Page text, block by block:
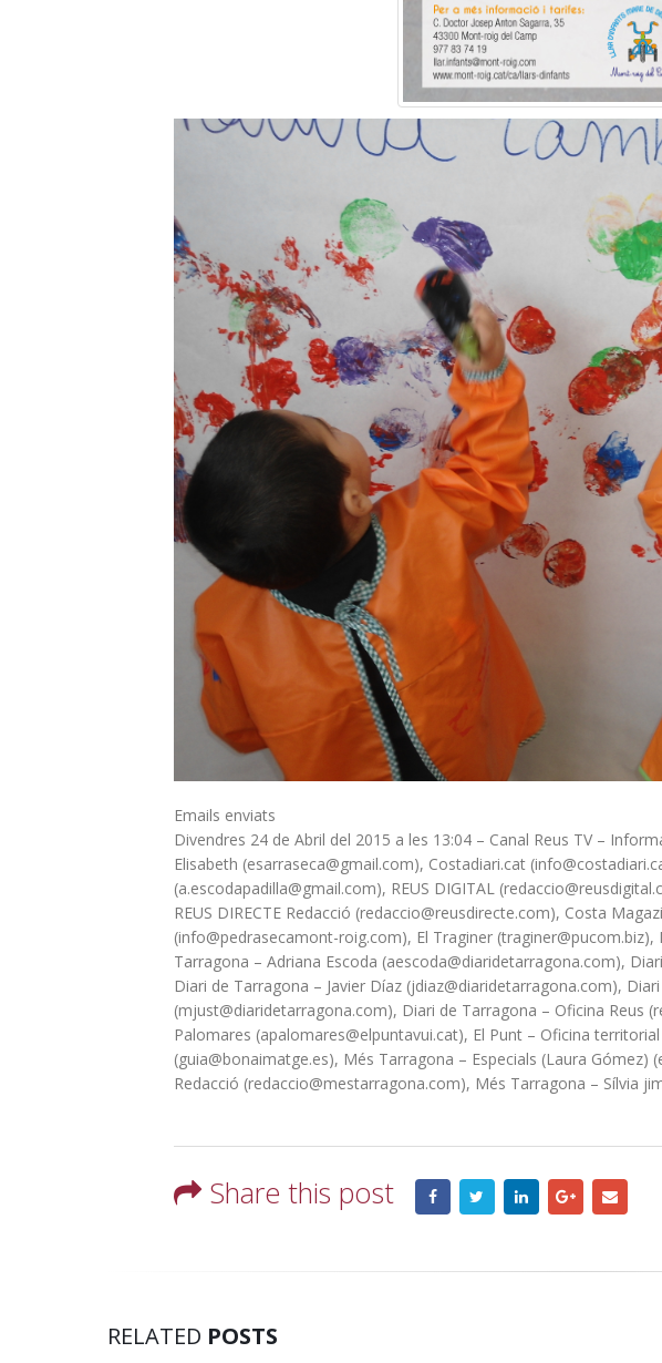
Emails enviats
Divendres 24 de Abril del 2015 a les 13:04 – Canal Reus TV –
Elisabeth (esarraseca@gmail.com), Costadiari.cat
(a.escodapadilla@gmail.com), REUS DIGITAL
REUS DIRECTE Redacció (redaccio@reusdirecte.com), Costa
(info@pedrasecamont-roig.com), El Traginer
Tarragona – Adriana Escoda (aescoda@diaridetarragona.com),
Diari de Tarragona – Javier Díaz (jdiaz@diaridetarragona.com),
(mjust@diaridetarragona.com), Diari de Tarragona – Oficina Reus
Palomares (apalomares@elpuntavui.cat), El Punt – Oficina
(guia@bonaimatge.es), Més Tarragona – Especials (Laura
Redacció (redaccio@mestarragona.com), Més Tarragona – Sílvia
Share this post
RELATED POSTS